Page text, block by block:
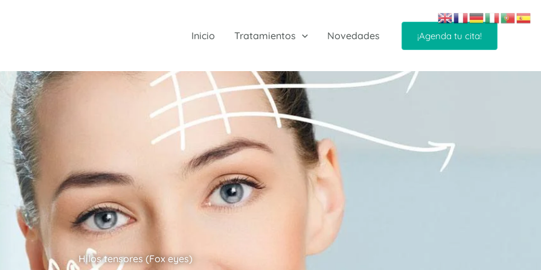
Inicio Tratamientos Novedades ¡Agenda tu cita!
Hilos tensores (Fox eyes)